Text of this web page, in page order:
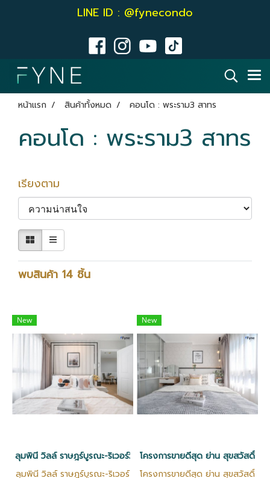
LINE ID : @fynecondo
หน้าแรก สินค้าทั้งหมด คอนโด : พระราม3 สาทร
คอนโด : พระราม3 สาทร
เรียงตาม
พบสินค้า 14 ชิ้น
New
ลุมพินี วิลล์ ราษฎร์บูรณะ-ริเวอร์วิว1 1 ห้องนอนแยก ห้องใหญ่สุด
ลุมพินี วิลล์ ราษฎร์บูรณะ-ริเวอร์
New
โครงการขายดีสุด ย่าน สุขสวัสดิ์
โครงการขายดีสุด ย่าน สุขสวัสดิ์